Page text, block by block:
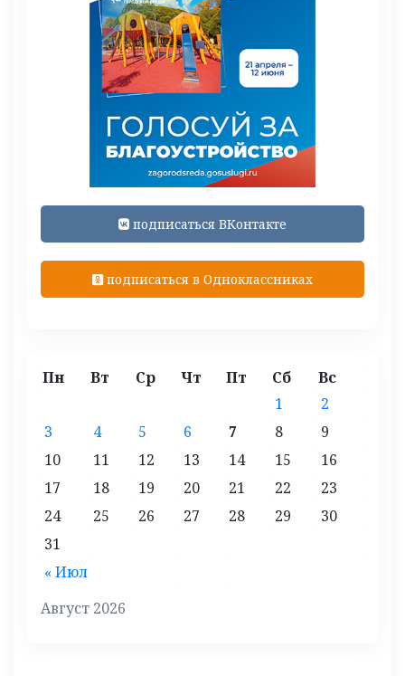
подписаться ВКонтакте
подписаться в Одноклассниках
Август 2026
Пн Вт Ср Чт Пт Сб Вс
« Июл
1
2
3
4 5 6 7 8
9
10
11 12 13 14 15
16
17
18 19 20 21 22
23
24
25 26 27 28 29
30
31